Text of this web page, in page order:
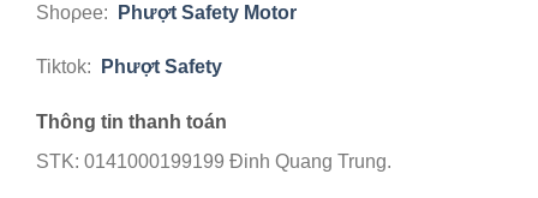
Shoρee: Phượt Safety Motor
Tiktok: Phượt Safety
Thông tin thanh toán
STK: 0141000199199 Đinh Quang Trung.